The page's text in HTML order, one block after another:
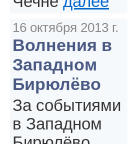
16 октября 2013 г.
Волнения в
Западном
Бирюлёво
За событиями
в Западном